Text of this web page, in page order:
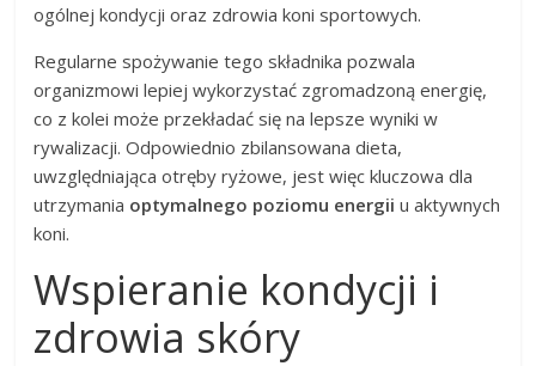
ogólnej kondycji oraz zdrowia koni sportowych.
Regularne spożywanie tego składnika pozwala
organizmowi lepiej wykorzystać zgromadzoną energię,
co z kolei może przekładać się na lepsze wyniki w
rywalizacji. Odpowiednio zbilansowana dieta,
uwzględniająca otręby ryżowe, jest więc kluczowa dla
utrzymania optymalnego poziomu energii u aktywnych
koni.
Wspieranie kondycji i
zdrowia skóry